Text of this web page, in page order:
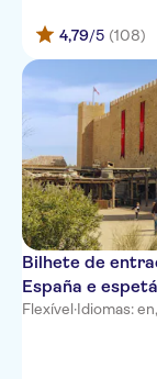
4,79/5 (108)
Bilhete de
España e
Flexível·Idiomas: